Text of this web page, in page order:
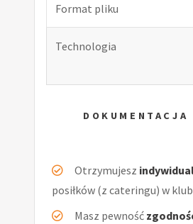
Format pliku
Technologia
Otrzymujesz
posiłków (z cateringu) w
Masz pewność